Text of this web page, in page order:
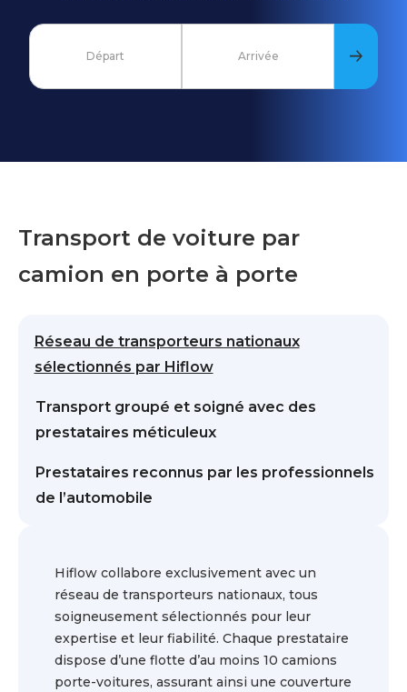
Transport de voiture par
camion en porte à porte
Réseau de transporteurs nationaux
sélectionnés par Hiflow
Transport groupé et soigné avec des
prestataires méticuleux
Prestataires reconnus par les professionnels
de l’automobile
Hiflow collabore exclusivement avec un
réseau de transporteurs nationaux, tous
soigneusement sélectionnés pour leur
expertise et leur fiabilité. Chaque prestataire
dispose d’une flotte d’au moins 10 camions
porte-voitures, assurant ainsi une couverture